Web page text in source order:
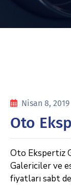
Nisan 8, 2019
Oto
Oto Ekspertiz
Galericiler ve
fiyatları sabt